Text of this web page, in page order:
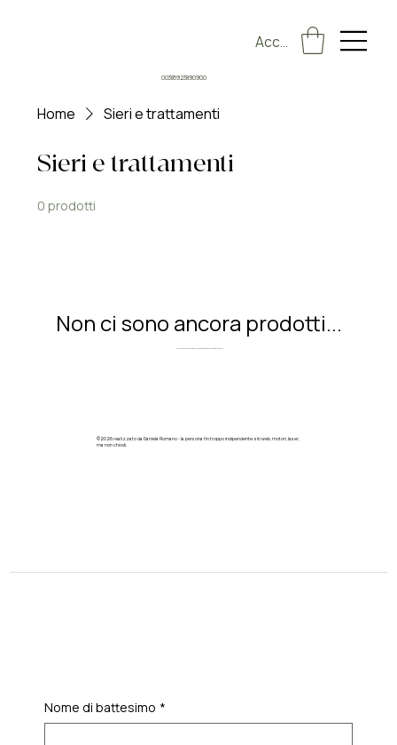
Accedi
00385923890900
Home Sieri e trattamenti
Sieri e trattamenti
0 prodotti
Non ci sono ancora prodotti...
©2026 realizzato da Daniela Romano - la persona fin troppo indipendente: siti web, motori, laser,
ma non chiodi.
Nome di battesimo *